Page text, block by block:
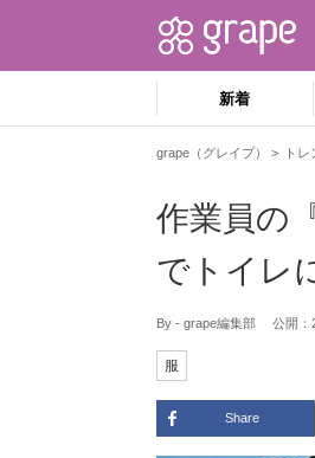
新着
grape（グレイプ） トレ
作業員の
でトイレ
By - grape編集部 公開：
服
Share